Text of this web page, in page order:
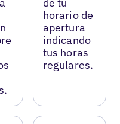
horario de
apertura
indicando
tus horas
regulares.